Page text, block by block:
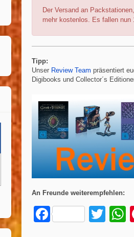
Der Versand an
mehr kostenlos. Es fallen nun
Tipp:
Unser Review Team präsentiert
Digibooks und Collector´s
An Freunde weiterempfehlen:
F
T